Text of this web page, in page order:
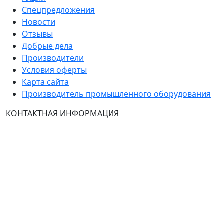
Спецпредложения
Новости
Отзывы
Добрые дела
Производители
Условия оферты
Карта сайта
Производитель промышленного оборудования
КОНТАКТНАЯ ИНФОРМАЦИЯ